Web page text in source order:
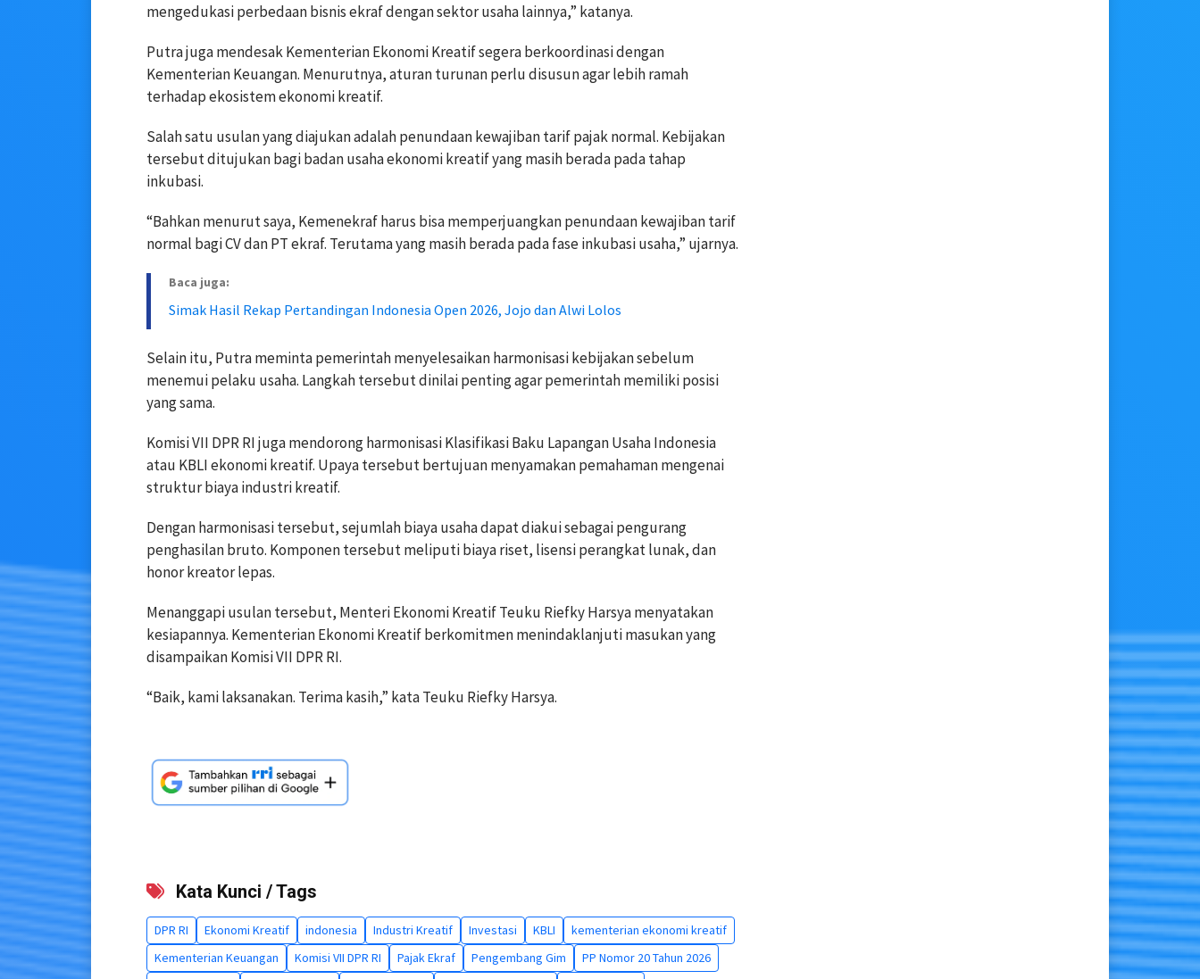
mengedukasi perbedaan bisnis ekraf dengan sektor usaha lainnya,” katanya.
Putra juga mendesak Kementerian Ekonomi Kreatif segera berkoordinasi dengan
Kementerian Keuangan. Menurutnya, aturan turunan perlu disusun agar lebih ramah
terhadap ekosistem ekonomi kreatif.
Salah satu usulan yang diajukan adalah penundaan kewajiban tarif pajak normal. Kebijakan
tersebut ditujukan bagi badan usaha ekonomi kreatif yang masih berada pada tahap
inkubasi.
“Bahkan menurut saya, Kemenekraf harus bisa memperjuangkan penundaan kewajiban tarif
normal bagi CV dan PT ekraf. Terutama yang masih berada pada fase inkubasi usaha,” ujarnya.
Baca juga:
Simak Hasil Rekap Pertandingan Indonesia Open 2026, Jojo dan Alwi Lolos
Selain itu, Putra meminta pemerintah menyelesaikan harmonisasi kebijakan sebelum
menemui pelaku usaha. Langkah tersebut dinilai penting agar pemerintah memiliki posisi
yang sama.
Komisi VII DPR RI juga mendorong harmonisasi Klasifikasi Baku Lapangan Usaha Indonesia
atau KBLI ekonomi kreatif. Upaya tersebut bertujuan menyamakan pemahaman mengenai
struktur biaya industri kreatif.
Dengan harmonisasi tersebut, sejumlah biaya usaha dapat diakui sebagai pengurang
penghasilan bruto. Komponen tersebut meliputi biaya riset, lisensi perangkat lunak, dan
honor kreator lepas.
Menanggapi usulan tersebut, Menteri Ekonomi Kreatif Teuku Riefky Harsya menyatakan
kesiapannya. Kementerian Ekonomi Kreatif berkomitmen menindaklanjuti masukan yang
disampaikan Komisi VII DPR RI.
“Baik, kami laksanakan. Terima kasih,” kata Teuku Riefky Harsya.
Kata Kunci / Tags
DPR RI Ekonomi Kreatif indonesia Industri Kreatif Investasi KBLI
kementerian ekonomi kreatif
Kementerian Keuangan
Komisi VII DPR RI Pajak Ekraf Pengembang Gim
PP Nomor 20 Tahun 2026